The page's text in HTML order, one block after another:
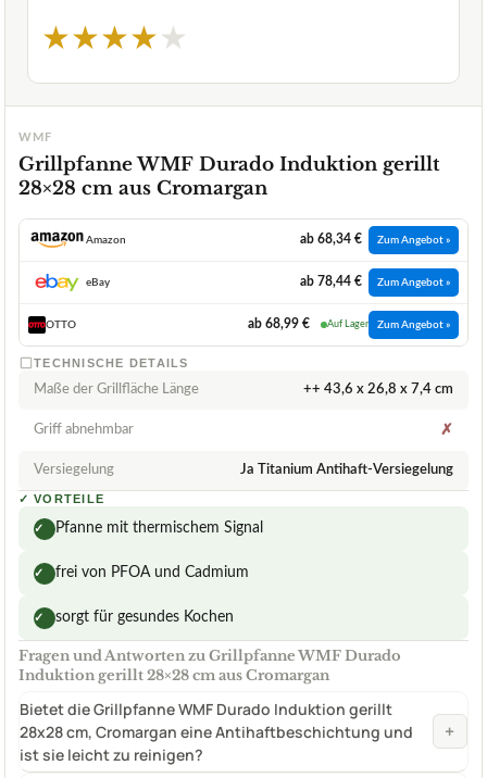
★★★★★
WMF
Grillpfanne WMF Durado Induktion gerillt
28×28 cm aus Cromargan
Amazon ab 68,34 € Zum Angebot »
eBay ab 78,44 € Zum Angebot »
OTTO ab 68,99 € Auf Lager Zum Angebot »
TECHNISCHE DETAILS
Maße der Grillfläche Länge ++ ‎43,6 x 26,8 x 7,4 cm
Griff abnehmbar ✗
Versiegelung Ja Titanium Antihaft-Versiegelung
✓ VORTEILE
✓ Pfanne mit thermischem Signal
✓ frei von PFOA und Cadmium
✓ sorgt für gesundes Kochen
Fragen und Antworten zu Grillpfanne WMF Durado
Induktion gerillt 28×28 cm aus Cromargan
Bietet die Grillpfanne WMF Durado Induktion gerillt
28x28 cm, Cromargan eine Antihaftbeschichtung und
ist sie leicht zu reinigen?
+